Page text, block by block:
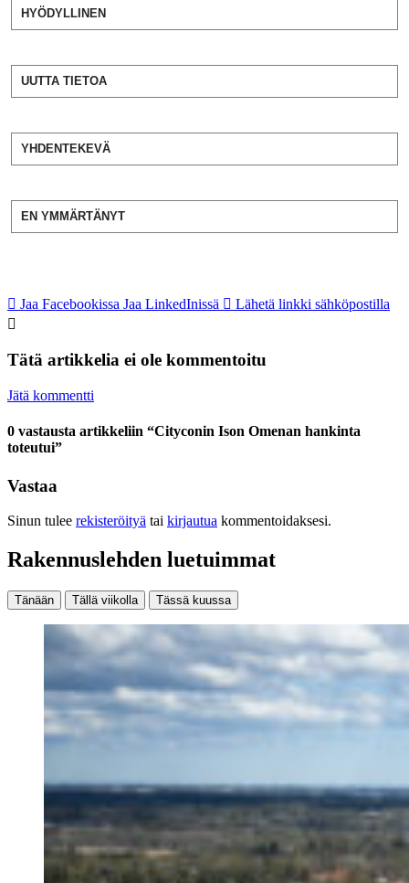
HYÖDYLLINEN
UUTTA TIETOA
YHDENTEKEVÄ
EN YMMÄRTÄNYT
Jaa Facebookissa Jaa LinkedInissä Lähetä linkki sähköpostilla
Tätä artikkelia ei ole kommentoitu
Jätä kommentti
0 vastausta artikkeliin “Cityconin Ison Omenan hankinta
toteutui”
Vastaa
Sinun tulee rekisteröityä tai kirjautua kommentoidaksesi.
Rakennuslehden luetuimmat
Tänään Tällä viikolla Tässä kuussa